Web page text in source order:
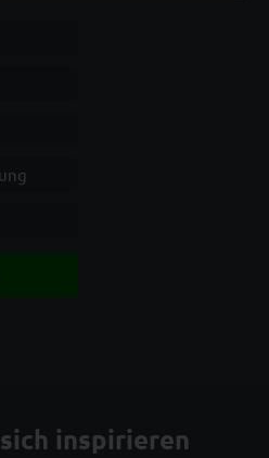
inspirieren